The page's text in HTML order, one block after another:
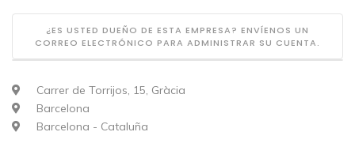
¿ES USTED DUEÑO DE ESTA EMPRESA? ENVÍENOS UN
CORREO ELECTRÓNICO PARA ADMINISTRAR SU CUENTA.
Carrer de Torrijos, 15, Gràcia
Barcelona
Barcelona - Cataluña